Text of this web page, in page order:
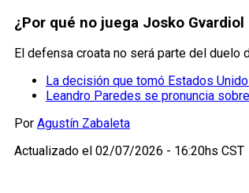
¿Por qué no juega Josko
El defensa croata no será parte del
La decisión que tomó Estados
Leandro Paredes se pronuncia
Por Agustín Zabaleta
Actualizado el 02/07/2026 - 16:20hs CST